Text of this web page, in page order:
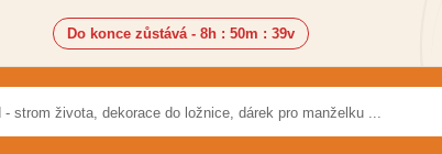
Do konce zůstává - 8h : 50m : 37v